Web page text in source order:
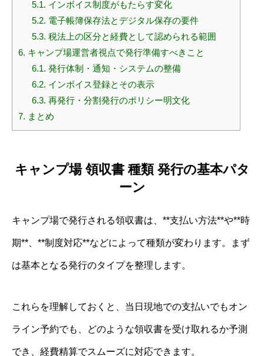
5.1. インボイス制度がもたらす変化
5.2. 電子帳簿保存法とデジタル保存の要件
5.3. 税法上の区分と経費として認められる範囲
6. キャンプ場運営者視点で発行準備すべきこと
6.1. 発行体制・通知・システムの整備
6.2. インボイス登録とその表示
6.3. 再発行・分割発行のポリシー明文化
7. まとめ
キャンプ場 領収書 種類 発行の基本パタ
ーン
キャンプ場で発行される領収書は、**支払い方法**や**時
期**、**制度対応**などによって種類が変わります。まず
は基本となる発行のタイプを整理します。
これらを理解しておくと、当日現地での支払いでもオン
ライン予約でも、どのような領収書を受け取れるか予測
でき、経費精算でスムーズに対応できます。